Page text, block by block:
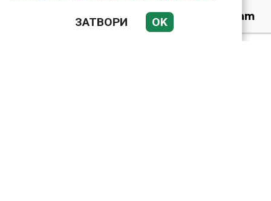
Веригите пробутват
вносни продукти за
ЗАТВОРИ OK